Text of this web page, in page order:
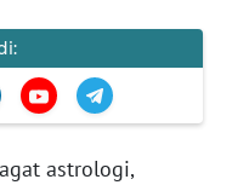
astrologi,